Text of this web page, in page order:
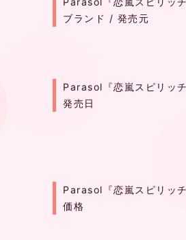
ブランド / 発売元
Parasol『恋嵐スピリッ
発売日
Parasol『恋嵐スピリッ
価格